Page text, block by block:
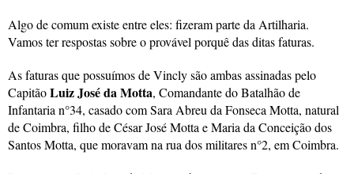
Algo de comum existe entre eles: fizeram parte da Artilharia.
Vamos ter respostas sobre o provável porquê das ditas faturas.
As faturas que possuímos de Vincly são ambas assinadas pelo
CapitãoLuiz José da Motta, Comandante do Batalhão de
Infantaria n°34, casado com Sara Abreu da Fonseca Motta, natural
de Coimbra, filho de César José Motta e Maria da Conceição dos
Santos Motta, que moravam na rua dos militares n°2, em Coimbra.